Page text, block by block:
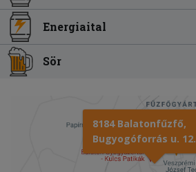
Energiaital
Sör
8184 Balatonfűzfő,
Bugyogóforrás u. 12.